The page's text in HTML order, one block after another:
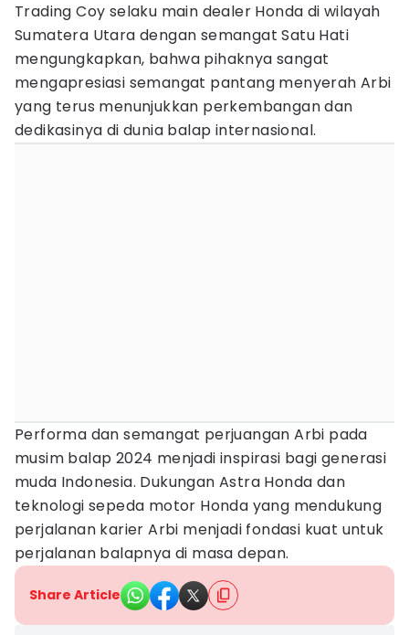
Trading Coy selaku main dealer Honda di wilayah
Sumatera Utara dengan semangat Satu Hati
mengungkapkan, bahwa pihaknya sangat
mengapresiasi semangat pantang menyerah Arbi
yang terus menunjukkan perkembangan dan
dedikasinya di dunia balap internasional.
Performa dan semangat perjuangan Arbi pada
musim balap 2024 menjadi inspirasi bagi generasi
muda Indonesia. Dukungan Astra Honda dan
teknologi sepeda motor Honda yang mendukung
perjalanan karier Arbi menjadi fondasi kuat untuk
perjalanan balapnya di masa depan.
Share Article